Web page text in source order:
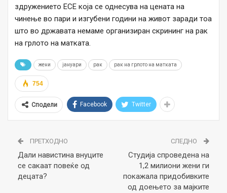
здружението ЕСЕ која се однесува на цената на
чинење во пари и изгубени години на живот заради тоа
што во државата немаме организиран скрининг на рак
на грлото на матката.
жени јануари рак рак на грлото на матката
754
Сподели Facebook Twitter
ПРЕТХОДНО
Дали навистина внуците
се сакаат повеќе од
децата?
СЛЕДНО
Студија спроведена на
1,2 милиони жени ги
покажала придобивките
од доењето за мајките